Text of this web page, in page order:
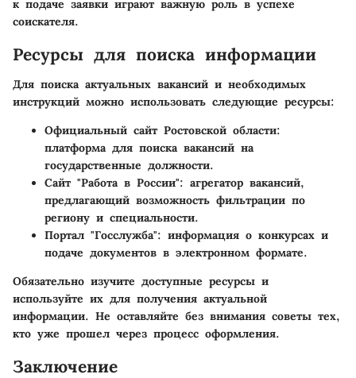
к подаче заявки играют важную роль в успехе
соискателя.
Ресурсы для поиска информации
Для поиска актуальных вакансий и необходимых
инструкций можно использовать следующие ресурсы:
Официальный сайт Ростовской области:
платформа для поиска вакансий на
государственные должности.
Сайт "Работа в России": агрегатор вакансий,
предлагающий возможность фильтрации по
региону и специальности.
Портал "Госслужба": информация о конкурсах и
подаче документов в электронном формате.
Обязательно изучите доступные ресурсы и
используйте их для получения актуальной
информации. Не оставляйте без внимания советы тех,
кто уже прошел через процесс оформления.
Заключение